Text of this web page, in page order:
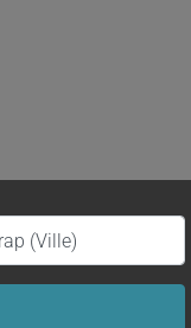
(ville ou région)